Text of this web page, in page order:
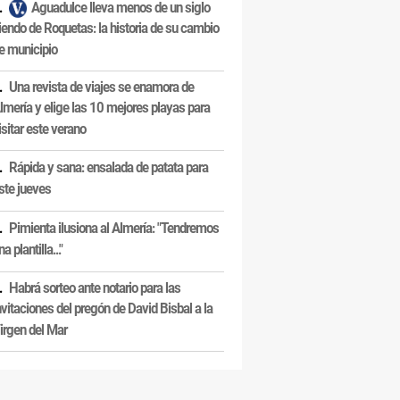
Aguadulce lleva menos de un siglo
de Roquetas: la historia de su cambio
municipio
Una revista de viajes se enamora de
y elige las 10 mejores playas para
este verano
Rápida y sana: ensalada de patata para
jueves
Pimienta ilusiona al Almería: "Tendremos
plantilla..."
Habrá sorteo ante notario para las
del pregón de David Bisbal a la
del Mar